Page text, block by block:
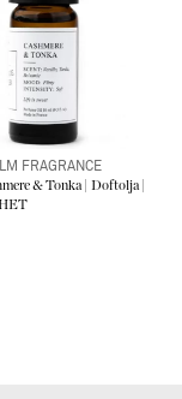
FRAGRANCE
& Tonka | Doftolja |